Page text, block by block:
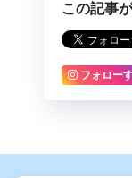
この記事
フォロー